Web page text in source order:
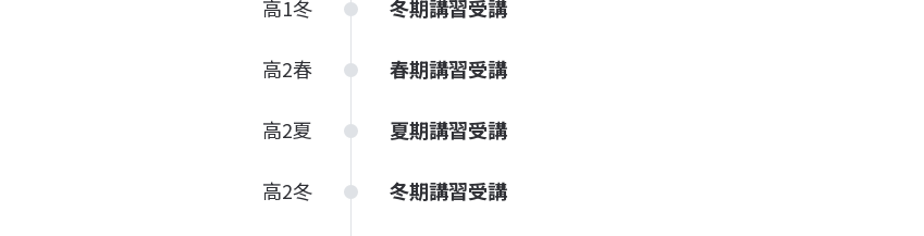
高1冬 冬期講習受講
高2春 春期講習受講
高2夏 夏期講習受講
高2冬 冬期講習受講